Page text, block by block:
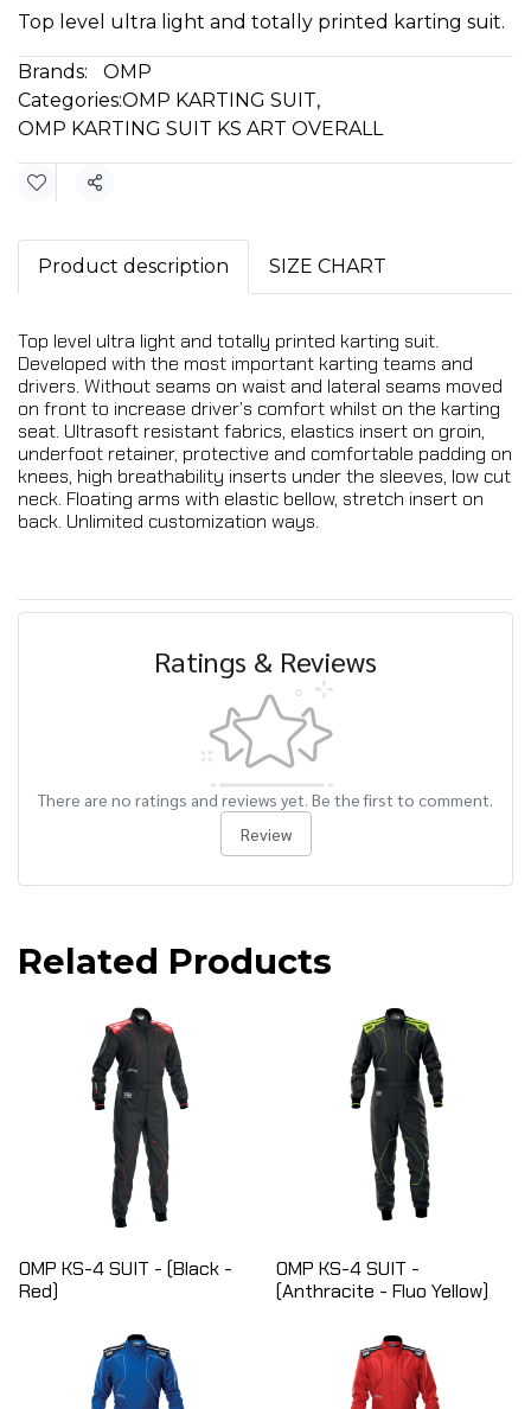
Top level ultra light and totally printed karting suit.
Brands:
OMP
Categories:OMP KARTING SUIT,
OMP KARTING SUIT KS ART OVERALL
Share
Product description SIZE CHART
Top level ultra light and totally printed karting suit.
Developed with the most important karting teams and
drivers. Without seams on waist and lateral seams moved
on front to increase driver’s comfort whilst on the karting
seat. Ultrasoft resistant fabrics, elastics insert on groin,
underfoot retainer, protective and comfortable padding on
knees, high breathability inserts under the sleeves, low cut
neck. Floating arms with elastic bellow, stretch insert on
back. Unlimited customization ways.
Ratings & Reviews
There are no ratings and reviews yet. Be the first to comment.
Review
Related Products
OMP KS-4 SUIT - (Black -
Red)
OMP KS-4 SUIT -
(Anthracite - Fluo Yellow)